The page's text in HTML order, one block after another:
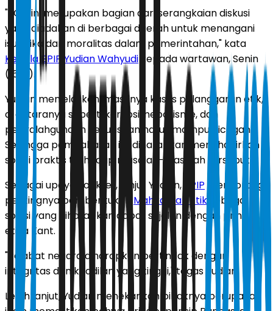
"FGD ini merupakan bagian dari serangkaian diskusi
yang diadakan di berbagai daerah untuk menangani
isu etika dan moralitas dalam pemerintahan," kata
Kepala BPIP Yudian Wahyudi kepada wartawan, Senin
(16/9).
Yudian menjelaskan, masifnya kasus pelanggaran etik,
di antaranya seperti korupsi, nepotisme, dan
penyalahgunaan kekuasaan harus mampu dicegah.
Sehingga pembahasan itu diharapkan menghadirkan
solusi praktis terhadap masalah-masalah tersebut.
Sebagai upaya konkret, lanjut Yudian, BPIPmendorong
pentingnya pembentukan Mahkamah Etik sebagai
solusi yang diharapkan dapat sejalan dengan prinsip
etika Kant.
"Pejabat negara diharapkan bertindak dengan
integritas dan keadilan yang tinggi," tegas Yudian.
Lebih lanjut, Yudian menekankan pihaknya berupaya